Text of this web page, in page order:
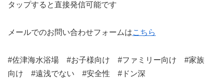
タップすると直接発信可能です
メールでのお問い合わせフォームはこちら
#佐津海水浴場 #お子様向け #ファミリー向け #家族
向け #遠浅でない #安全性 #ドン深